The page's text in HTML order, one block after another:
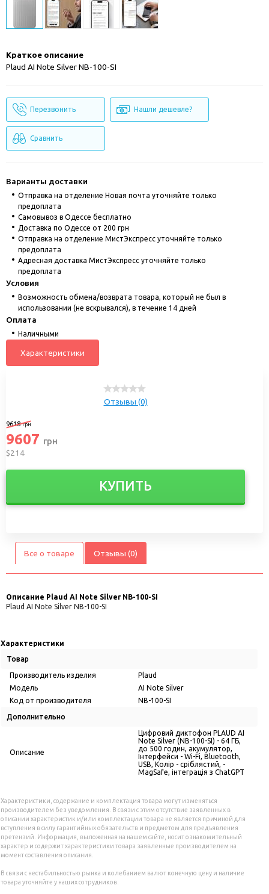
Краткое описание
Plaud AI Note Silver NB-100-SI
Перезвонить Нашли дешевле?
Сравнить
Варианты доставки
Отправка на отделение Новая почта уточняйте только
предоплата
Cамовывоз в Одессе бесплатно
Доставка по Одессе от 200 грн
Отправка на отделение МистЭкспресс уточняйте только
предоплата
Адресная доставка МистЭкспресс уточняйте только
предоплата
Условия
Возможность обмена/возврата товара, который не был в
использовании (не вскрывался), в течение 14 дней
Оплата
Наличными
Характеристики
Отзывы (0)
9618грн
9607 грн
$214
КУПИТЬ
Все о товаре Отзывы (0)
Описание Plaud AI Note Silver NB-100-SI
Plaud AI Note Silver NB-100-SI
Характеристики
Товар
Производитель изделия
Plaud
Модель
AI Note Silver
Код от производителя
NB-100-SI
Дополнительно
Описание
Цифровий диктофон PLAUD AI
Note Silver (NB-100-SI) - 64 ГБ,
до 500 годин, акумулятор,
Інтерфейси - Wi-Fi, Bluetooth,
USB, Колір - сріблястий, -
MagSafe, інтеграція з ChatGPT
Характеристики, содержание и комплектация товара могут изменяться
производителем без уведомления. В связи с этим отсутствие заявленных в
описании характеристик и/или комплектации товара не является причиной для
вступления в силу гарантийных обязательств и предметом для предъявления
претензий. Информация, выложенная на нашем сайте, носит ознакомительный
характер и содержит характеристики товара заявленные производителем на
момент составления описания.
В связи с нестабильностью рынка и колебанием валют конечную цену и наличие
товара уточняйте у наших сотрудников.